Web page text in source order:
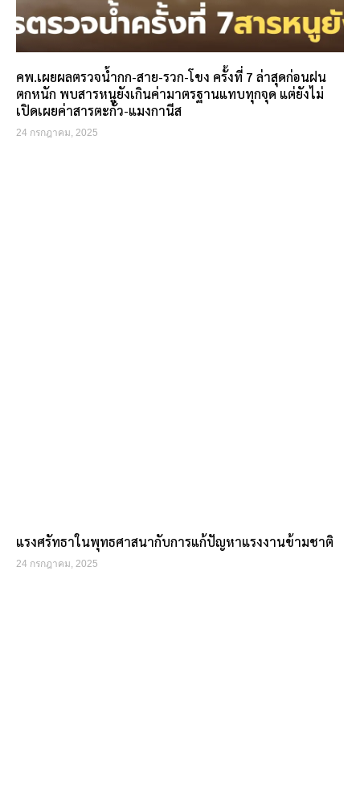
คพ.เผยผลตรวจน้ำกก-สาย-รวก-โขง ครั้งที่ 7 ล่าสุดก่อนฝน
ตกหนัก พบสารหนูยังเกินค่ามาตรฐานแทบทุกจุด แต่ยังไม่
เปิดเผยค่าสารตะกั่ว-แมงกานีส
24 กรกฎาคม, 2025
แรงศรัทธาในพุทธศาสนากับการแก้ปัญหาแรงงานข้ามชาติ
24 กรกฎาคม, 2025